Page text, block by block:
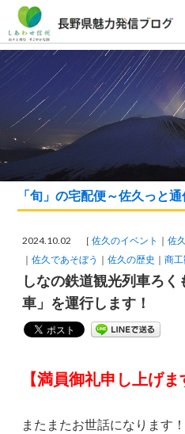
「旬」の宅配便～佐久っと通
2024.10.02 ［佐久のイベント 佐
佐久であそぼう
佐久の歴史 商
しなの鉄道観光列車ろく
車」を運行します！
【満員御礼申し上げま
またまたお世話になります！